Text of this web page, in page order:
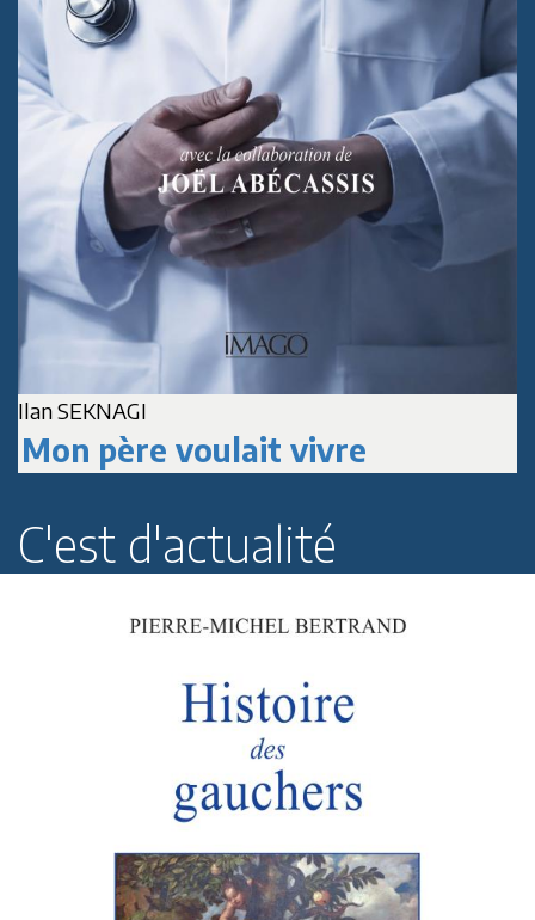
Jean-Marc DELPECH
Paul Roussenq
C'est d'actualité